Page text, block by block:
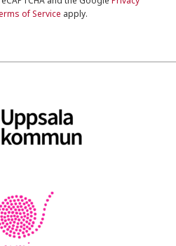
of Service apply.